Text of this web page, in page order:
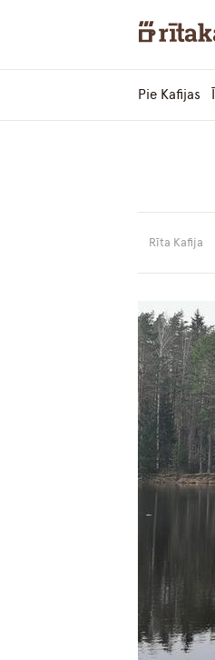
Pie Kafijas
Rīta Kafija